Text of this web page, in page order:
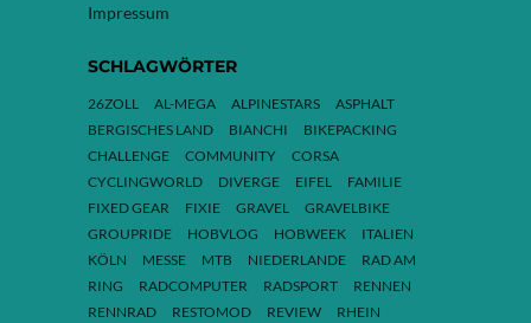
Impressum
SCHLAGWÖRTER
26ZOLL AL-MEGA ALPINESTARS
ASPHALT
BERGISCHES LAND
BIANCHI
BIKEPACKING
CHALLENGE
COMMUNITY
CORSA
CYCLINGWORLD
DIVERGE EIFEL
FAMILIE
FIXED GEAR
FIXIE GRAVEL
GRAVELBIKE
GROUPRIDE
HOBVLOG HOBWEEK
ITALIEN
KÖLN
MESSE MTB NIEDERLANDE
RAD AM
RING
RADCOMPUTER RADSPORT
RENNEN
RENNRAD
RESTOMOD REVIEW
RHEIN